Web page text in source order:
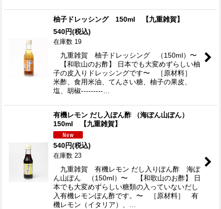
柚子ドレッシング 150ml 【九重雑賀】
540円(税込)
在庫数 19
九重雑賀 柚子ドレッシング （150ml）〜
【和歌山のお酢】 日本でも大変めずらしい柚
子の皮入りドレッシングです〜 ［原材料］
米酢、食用米油、てんさい糖、柚子の果皮、
塩、胡椒---------…
有機レモン だし入ぽん酢 （海ぽん山ぽん）
150ml 【九重雑賀】
540円(税込)
在庫数 23
九重雑賀 有機レモン だし入りぽん酢 海ぽ
ん山ぽん （150ml）〜 【和歌山のお酢】 日
本でも大変めずらしい糖類の入っていないだし
入有機レモンぽん酢です。〜 ［原材料］ 有
機レモン（イタリア）、…